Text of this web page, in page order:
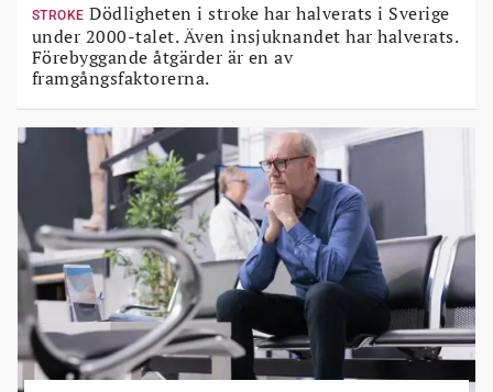
STROKE Dödligheten i stroke har halverats i Sverige
under 2000-talet. Även insjuknandet har halverats.
Förebyggande åtgärder är en av
framgångsfaktorerna.